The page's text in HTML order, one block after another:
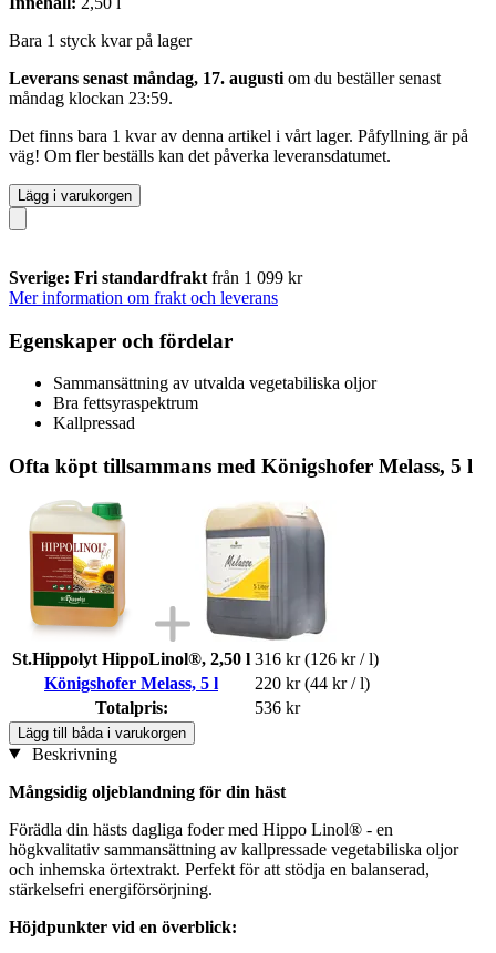
Bara 1 styck kvar på lager
Leverans senast måndag, 17. augusti om du beställer senast
måndag klockan 23:59.
Det finns bara 1 kvar av denna artikel i vårt lager. Påfyllning är på
väg! Om fler beställs kan det påverka leveransdatumet.
Lägg i varukorgen
Sverige: Fri standardfrakt från 1 099 kr
Mer information om frakt och leverans
Egenskaper och fördelar
Sammansättning av utvalda vegetabiliska oljor
Bra fettsyraspektrum
Kallpressad
Ofta köpt tillsammans med Königshofer Melass, 5 l
St.Hippolyt HippoLinol®, 2,50 l 316 kr (126 kr / l)
Königshofer Melass, 5 l
220 kr (44 kr / l)
Totalpris:
536 kr
Lägg till båda i varukorgen
Beskrivning
Mångsidig oljeblandning för din häst
Förädla din hästs dagliga foder med Hippo Linol® - en
högkvalitativ sammansättning av kallpressade vegetabiliska oljor
och inhemska örtextrakt. Perfekt för att stödja en balanserad,
stärkelsefri energiförsörjning.
Höjdpunkter vid en överblick: